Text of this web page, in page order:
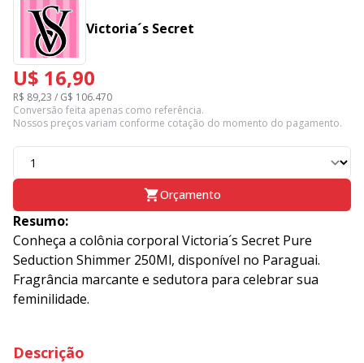
Victoria´s Secret
U$ 16,90
R$ 89,23 / G$ 106.470
Conversão feita apenas como referência.
Nossos preços variam conforme cotação do momento do pagamento.
Orçamento
Resumo:
Conheça a colônia corporal Victoria´s Secret Pure
Seduction Shimmer 250Ml, disponível no Paraguai.
Fragrância marcante e sedutora para celebrar sua
feminilidade.
Descrição